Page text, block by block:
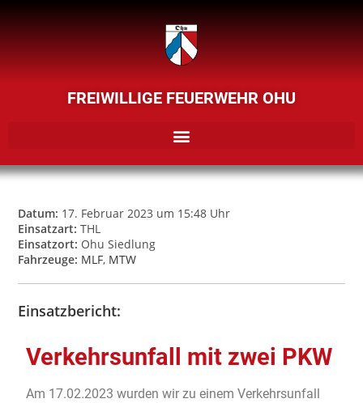
FREIWILLIGE FEUERWEHR OHU
Datum: 17. Februar 2023 um 15:48 Uhr
Einsatzart: THL
Einsatzort: Ohu Siedlung
Fahrzeuge: MLF, MTW
Einsatzbericht:
Verkehrsunfall mit zwei PKW
Am 17.02.2023 wurden wir zu einem Verkehrsunfall